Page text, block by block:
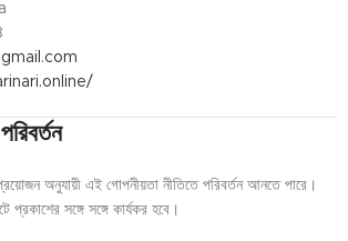
অনুযায়ী এই গোপনীয়তা নীতিতে পরিবর্তন আনতে পারে।
প্রকাশের সঙ্গে সঙ্গে কার্যকর হবে।